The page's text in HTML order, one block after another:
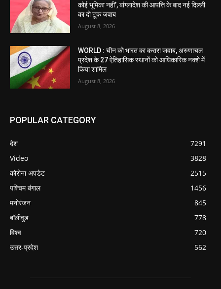
कोई भूमिका नहीं’, बांग्लादेश की आपत्ति के बाद नई दिल्ली
का दो टूक जवाब
August 8, 2026
WORLD : चीन को भारत का करारा जवाब, अरुणाचल
प्रदेश के 27 ऐतिहासिक स्थानों को आधिकारिक नक्शे में
किया शामिल
August 8, 2026
POPULAR CATEGORY
देश
7291
Video
3828
कोरोना अपडेट
2515
पश्चिम बंगाल
1456
मनोरंजन
845
बॉलीवुड
778
विश्व
720
उत्तर-प्रदेश
562